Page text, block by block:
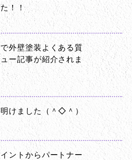
！！
外壁塗装よくある質
ー記事が紹介されま
けました（＾◇＾）
ントからパートナー